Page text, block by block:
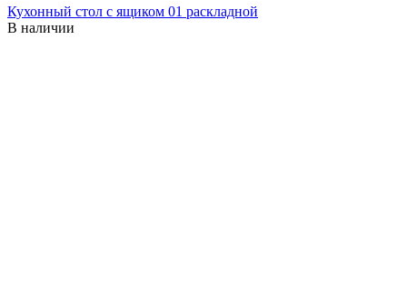
Кухонный стол с ящиком 01 раскладной
В наличии